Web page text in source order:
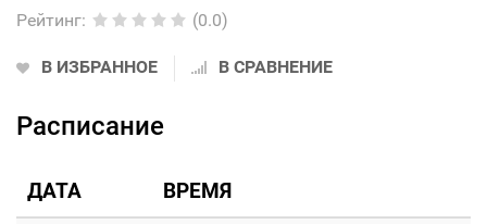
Рейтинг: (0.0)
В ИЗБРАННОЕ В СРАВНЕНИЕ
Расписание
ДАТА ВРЕМЯ